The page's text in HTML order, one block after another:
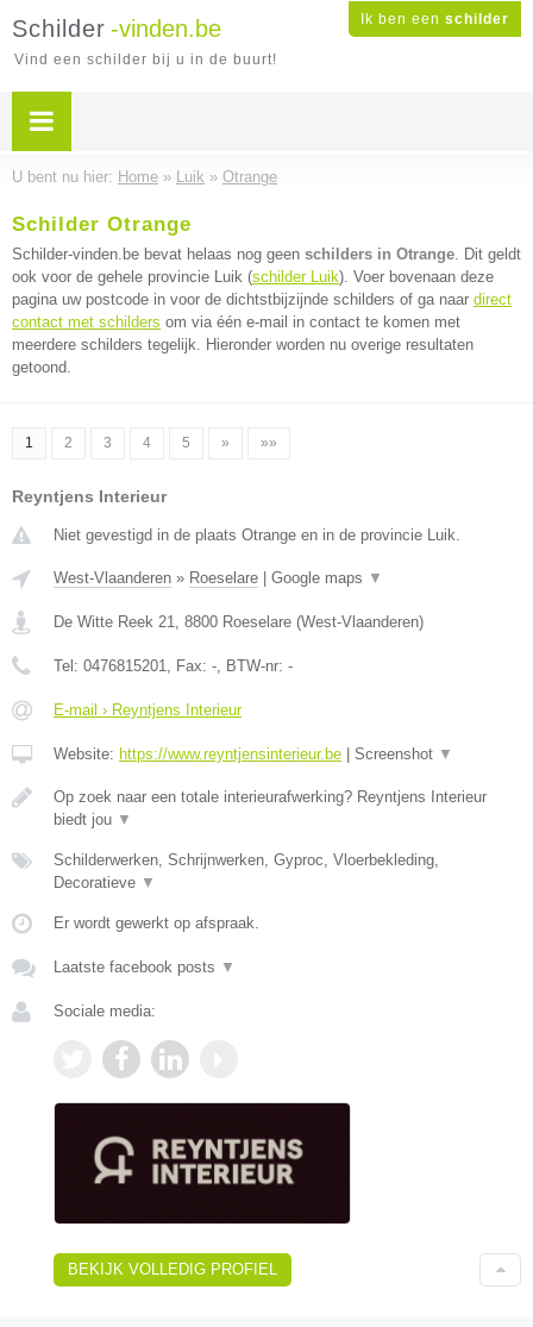
Ik ben een schilder
Schilder -vinden.be
Vind een schilder bij u in de buurt!
U bent nu hier: Home » Luik » Otrange
Schilder Otrange
Schilder-vinden.be bevat helaas nog geen schilders in Otrange. Dit geldt
ook voor de gehele provincie Luik (schilder Luik). Voer bovenaan deze
pagina uw postcode in voor de dichtstbijzijnde schilders of ga naar direct
contact met schilders om via één e-mail in contact te komen met
meerdere schilders tegelijk. Hieronder worden nu overige resultaten
getoond.
1 2 3 4 5 » »»
Reyntjens Interieur
Niet gevestigd in de plaats Otrange en in de provincie Luik.
West-Vlaanderen » Roeselare Google maps ▼
De Witte Reek 21, 8800 Roeselare (West-Vlaanderen)
Tel: 0476815201, Fax: -, BTW-nr: -
E-mail › Reyntjens Interieur
Website: https://www.reyntjensinterieur.be Screenshot ▼
Op zoek naar een totale interieurafwerking? Reyntjens Interieur
biedt jou ▼
Schilderwerken, Schrijnwerken, Gyproc, Vloerbekleding,
Decoratieve ▼
Er wordt gewerkt op afspraak.
Laatste facebook posts ▼
Sociale media:
BEKIJK VOLLEDIG PROFIEL